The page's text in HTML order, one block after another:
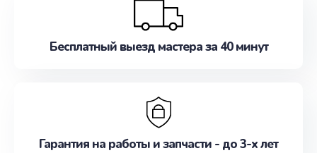
Бесплатный выезд мастера за 40 минут
Гарантия на работы и запчасти - до 3-х лет